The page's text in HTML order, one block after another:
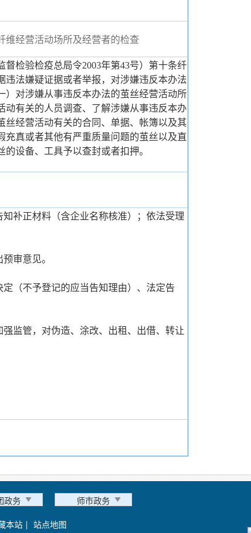
维经营活动场所及经营者的检查
督检验检疫总局令2003年第43号）第十条纤
法嫌疑证据或者举报，对涉嫌违反本办法
）对涉嫌从事违反本办法的茧丝经营活动所
动有关的人员调查、了解涉嫌从事违反本办
丝经营活动有关的合同、单据、帐簿以及其
真或者其他有严重质量问题的茧丝以及直
的设备、工具予以查封或者扣押。
补正材料（含企业名称核准）；依法受理
审意见。
（不予登记的应当告知理由）、法定告
监管，对伪造、涂改、出租、出借、转让
政务
师市政务
本站 | 站点地图